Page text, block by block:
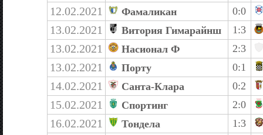
12.02.2021 Фамаликан 0:0
13.02.2021 Витория Гимарайнш 1:3
13.02.2021 Насионал Ф 2:3
13.02.2021 Порту 0:1
14.02.2021 Санта-Клара 0:2
15.02.2021 Спортинг 2:0
16.02.2021 Тондела 1:3